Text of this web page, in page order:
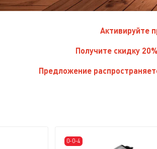
Активируйте
Получите скидку
Предложение
0-0-4